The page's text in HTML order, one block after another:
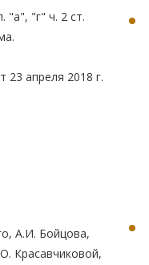
"а", "г" ч. 2 ст.
23 апреля 2018 г.
А.И. Бойцова,
Красавчиковой,